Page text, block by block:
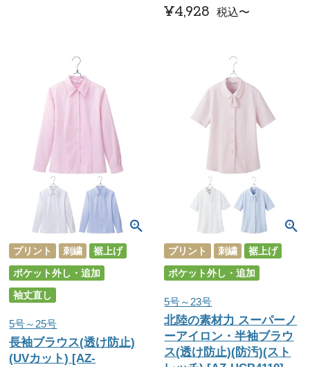
¥4,928 税込〜
プリント 刺繍
裾上げ
ポケット外し・追加
袖丈直し
5号～25号
長袖ブラウス(透け防止)
(UVカット) [AZ-
プリント 刺繍
裾上げ
ポケット外し・追加
5号～23号
北陸の素材力 スーパーノ
ーアイロン・半袖ブラウ
ス(透け防止)(防汚)(スト